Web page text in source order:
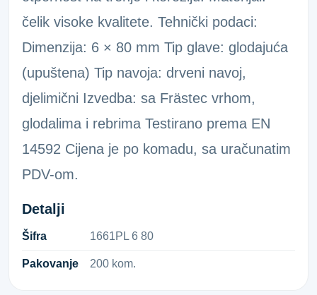
čelik visoke kvalitete. Tehnički podaci:
Dimenzija: 6 × 80 mm Tip glave: glodajuća
(upuštena) Tip navoja: drveni navoj,
djelimični Izvedba: sa Frästec vrhom,
glodalima i rebrima Testirano prema EN
14592 Cijena je po komadu, sa uračunatim
PDV-om.
Detalji
Šifra 1​6​6​1​P​L​ ​6​ ​8​0​
Pakovanje 200 kom.